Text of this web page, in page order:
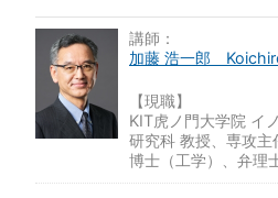
講師：
加藤 浩一郎
【現職】
KIT虎ノ門大学院 イ
研究科 教授、専攻主
博士（工学）、弁理